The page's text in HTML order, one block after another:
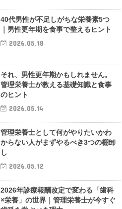
40代男性が不足しがちな栄養素5つ
｜男性更年期を食事で整えるヒント
2026.05.18
それ、男性更年期かもしれません。
管理栄養士が教える基礎知識と食事
のヒント
2026.05.14
管理栄養士として何がやりたいかわ
からない人がまずやるべき3つの棚卸
し
2026.05.12
2026年診療報酬改定で変わる「歯科
×栄養」の世界｜管理栄養士が今すぐ